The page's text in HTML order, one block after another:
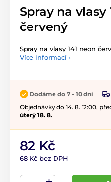
Spray na vlasy
červený
Spray na vlasy 141 neon
Více informací ›
Dodáme do 7 - 10 dní
Objednávky do 14. 8. 12:00,
úterý 18. 8.
82 Kč
68 Kč bez DPH